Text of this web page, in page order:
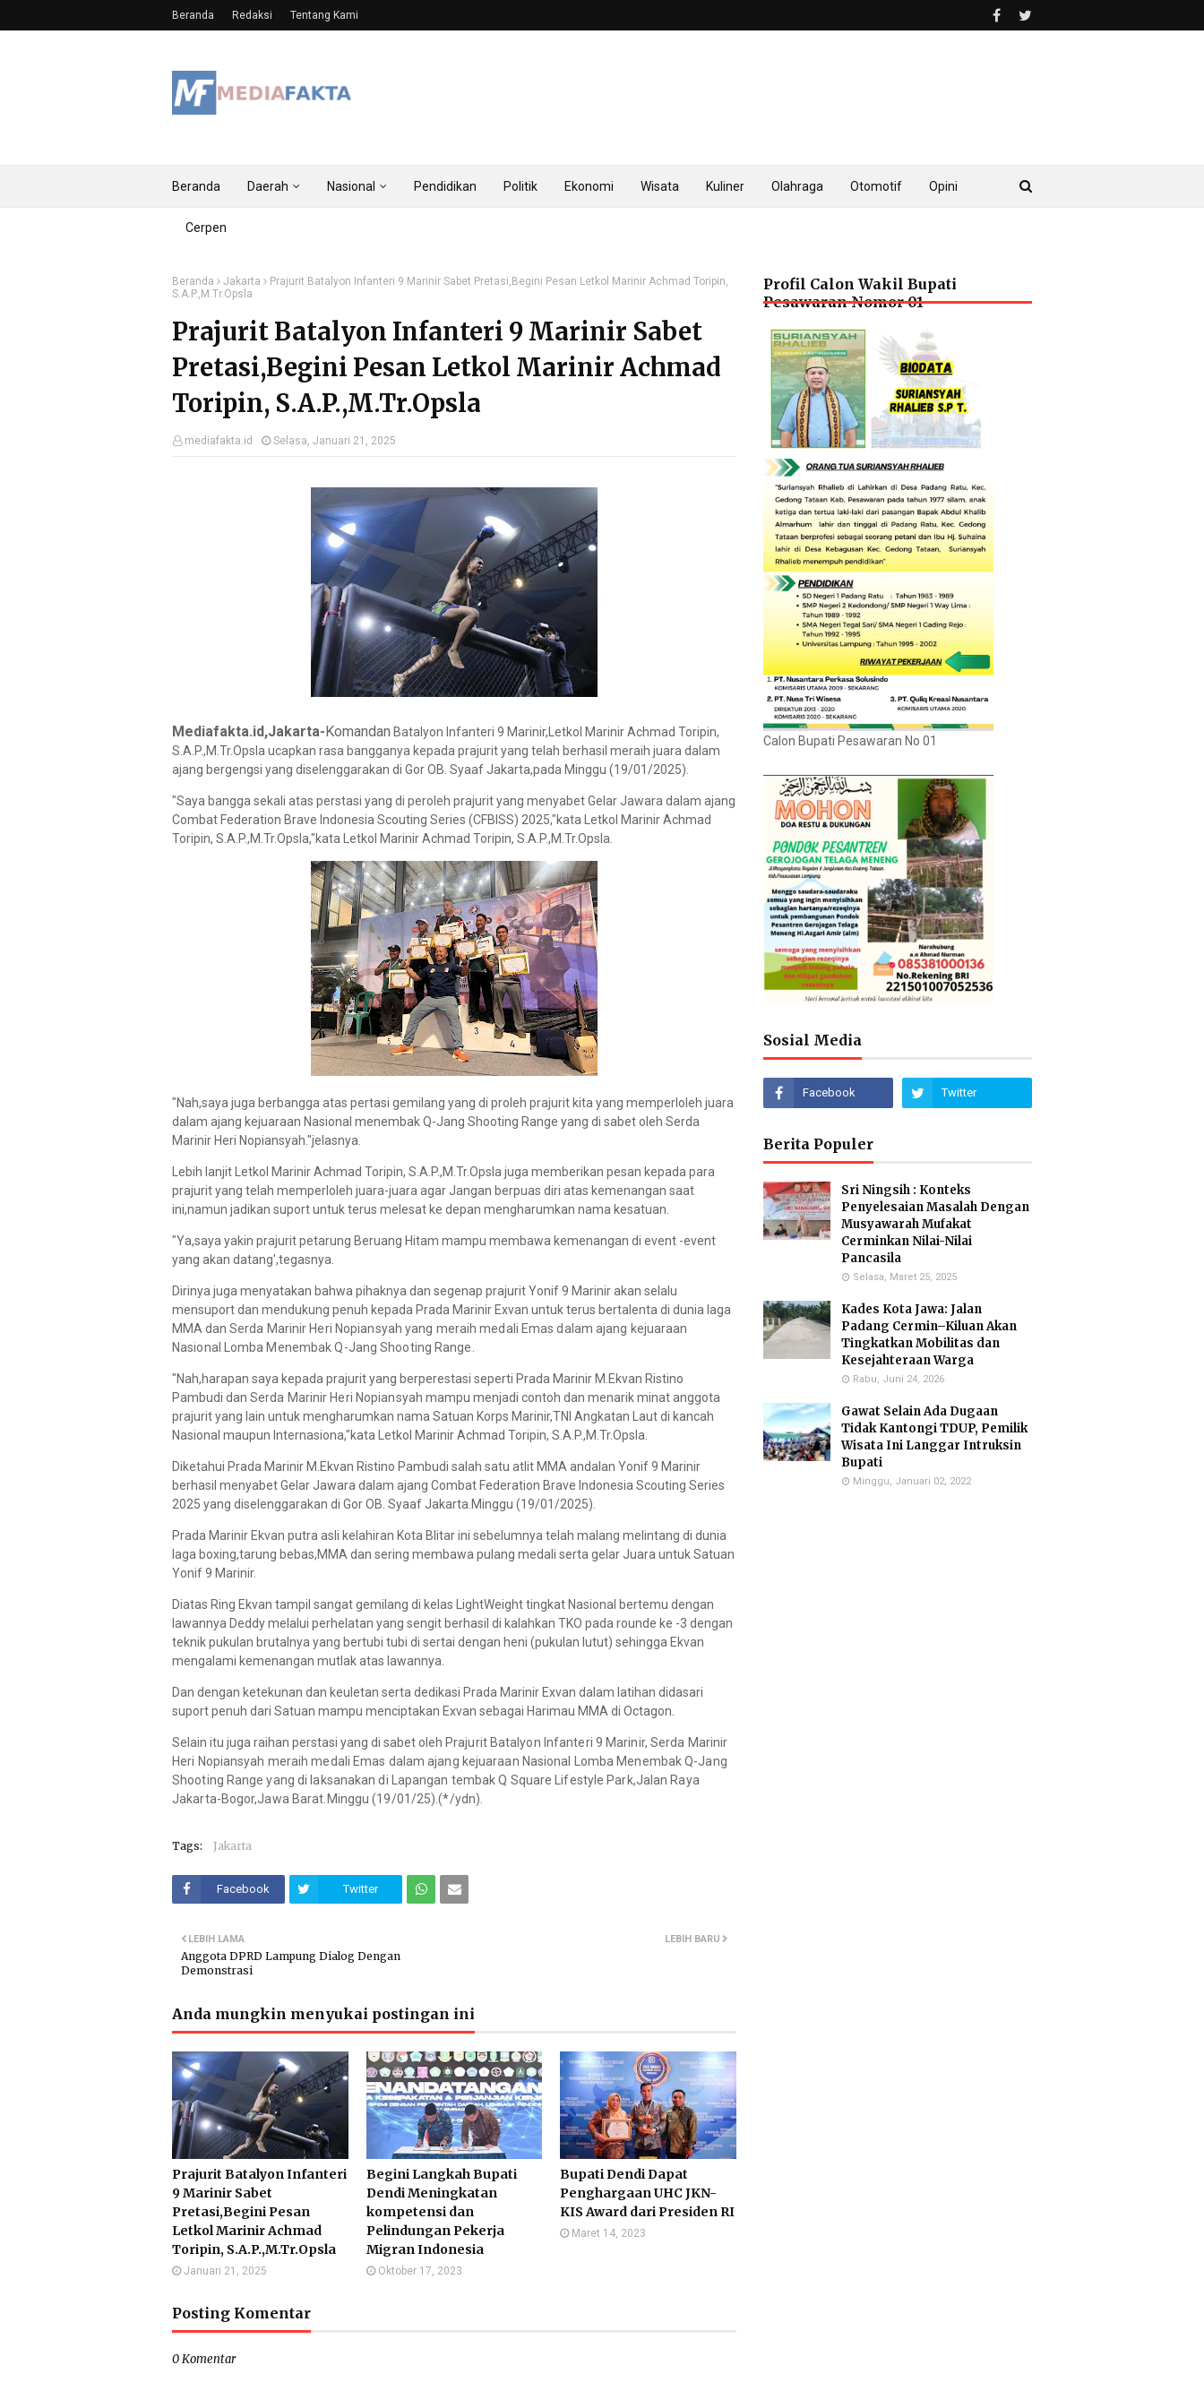
Beranda Redaksi Tentang Kami
Beranda Daerah Nasional Pendidikan Politik Ekonomi Wisata Kuliner Olahraga Otomotif Opini
Cerpen
Beranda Jakarta
Prajurit Batalyon Infanteri 9 Marinir Sabet Pretasi,Begini Pesan Letkol Marinir Achmad Toripin,
S.A.P.,M.Tr.Opsla
Prajurit Batalyon Infanteri 9 Marinir Sabet
Pretasi,Begini Pesan Letkol Marinir Achmad
Toripin, S.A.P.,M.Tr.Opsla
mediafakta.id Selasa, Januari 21, 2025
Mediafakta.id,Jakarta-Komandan Batalyon Infanteri 9 Marinir,Letkol Marinir Achmad Toripin,
S.A.P.,M.Tr.Opsla ucapkan rasa bangganya kepada prajurit yang telah berhasil meraih juara dalam
ajang bergengsi yang diselenggarakan di Gor OB. Syaaf Jakarta,pada Minggu (19/01/2025).
"Saya bangga sekali atas perstasi yang di peroleh prajurit yang menyabet Gelar Jawara dalam ajang
Combat Federation Brave Indonesia Scouting Series (CFBISS) 2025,"kata Letkol Marinir Achmad
Toripin, S.A.P.,M.Tr.Opsla,"kata Letkol Marinir Achmad Toripin, S.A.P.,M.Tr.Opsla.
"Nah,saya juga berbangga atas pertasi gemilang yang di proleh prajurit kita yang memperloleh juara
dalam ajang kejuaraan Nasional menembak Q-Jang Shooting Range yang di sabet oleh Serda
Marinir Heri Nopiansyah."jelasnya.
Lebih lanjit Letkol Marinir Achmad Toripin, S.A.P.,M.Tr.Opsla juga memberikan pesan kepada para
prajurit yang telah memperloleh juara-juara agar Jangan berpuas diri atas kemenangan saat
ini,namun jadikan suport untuk terus melesat ke depan mengharumkan nama kesatuan.
"Ya,saya yakin prajurit petarung Beruang Hitam mampu membawa kemenangan di event -event
yang akan datang',tegasnya.
Dirinya juga menyatakan bahwa pihaknya dan segenap prajurit Yonif 9 Marinir akan selalu
mensuport dan mendukung penuh kepada Prada Marinir Exvan untuk terus bertalenta di dunia laga
MMA dan Serda Marinir Heri Nopiansyah yang meraih medali Emas dalam ajang kejuaraan
Nasional Lomba Menembak Q-Jang Shooting Range.
"Nah,harapan saya kepada prajurit yang berperestasi seperti Prada Marinir M.Ekvan Ristino
Pambudi dan Serda Marinir Heri Nopiansyah mampu menjadi contoh dan menarik minat anggota
prajurit yang lain untuk mengharumkan nama Satuan Korps Marinir,TNI Angkatan Laut di kancah
Nasional maupun Internasiona,"kata Letkol Marinir Achmad Toripin, S.A.P.,M.Tr.Opsla.
Diketahui Prada Marinir M.Ekvan Ristino Pambudi salah satu atlit MMA andalan Yonif 9 Marinir
berhasil menyabet Gelar Jawara dalam ajang Combat Federation Brave Indonesia Scouting Series
2025 yang diselenggarakan di Gor OB. Syaaf Jakarta.Minggu (19/01/2025).
Prada Marinir Ekvan putra asli kelahiran Kota Blitar ini sebelumnya telah malang melintang di dunia
laga boxing,tarung bebas,MMA dan sering membawa pulang medali serta gelar Juara untuk Satuan
Yonif 9 Marinir.
Diatas Ring Ekvan tampil sangat gemilang di kelas LightWeight tingkat Nasional bertemu dengan
lawannya Deddy melalui perhelatan yang sengit berhasil di kalahkan TKO pada rounde ke -3 dengan
teknik pukulan brutalnya yang bertubi tubi di sertai dengan heni (pukulan lutut) sehingga Ekvan
mengalami kemenangan mutlak atas lawannya.
Dan dengan ketekunan dan keuletan serta dedikasi Prada Marinir Exvan dalam latihan didasari
suport penuh dari Satuan mampu menciptakan Exvan sebagai Harimau MMA di Octagon.
Selain itu juga raihan perstasi yang di sabet oleh Prajurit Batalyon Infanteri 9 Marinir, Serda Marinir
Heri Nopiansyah meraih medali Emas dalam ajang kejuaraan Nasional Lomba Menembak Q-Jang
Shooting Range yang di laksanakan di Lapangan tembak Q Square Lifestyle Park,Jalan Raya
Jakarta-Bogor,Jawa Barat.Minggu (19/01/25).(*/ydn).
Tags: Jakarta
Facebook Twitter
LEBIH BARU
LEBIH LAMA
Anggota DPRD Lampung Dialog Dengan
Demonstrasi
Anda mungkin menyukai postingan ini
Prajurit Batalyon Infanteri
9 Marinir Sabet
Pretasi,Begini Pesan
Letkol Marinir Achmad
Toripin, S.A.P.,M.Tr.Opsla
Januari 21, 2025
Begini Langkah Bupati
Dendi Meningkatan
kompetensi dan
Pelindungan Pekerja
Migran Indonesia
Oktober 17, 2023
Bupati Dendi Dapat
Penghargaan UHC JKN-
KIS Award dari Presiden RI
Maret 14, 2023
Posting Komentar
0 Komentar
Profil Calon Wakil Bupati
Pesawaran Nomor 01
Calon Bupati Pesawaran No 01
Sosial Media
Berita Populer
Sri Ningsih : Konteks
Penyelesaian Masalah Dengan
Musyawarah Mufakat
Cerminkan Nilai-Nilai
Pancasila
Selasa, Maret 25, 2025
Kades Kota Jawa: Jalan
Padang Cermin–Kiluan Akan
Tingkatkan Mobilitas dan
Kesejahteraan Warga
Rabu, Juni 24, 2026
Gawat Selain Ada Dugaan
Tidak Kantongi TDUP, Pemilik
Wisata Ini Langgar Intruksin
Bupati
Minggu, Januari 02, 2022